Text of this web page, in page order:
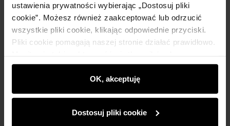
ustawienia prywatności wybierając „Dostosuj pliki
cookie”. Możesz również zaakceptować lub odrzucić
wszystkie pliki cookie, klikając odpowiednie przyciski.
Pliki cookie pomagają naszej stronie działać prawidłowo.
wyświetlać im dopasowane do ich preferencji treści,
rekomendacje oraz komunikaty reklamowe informujące o
najnowszych promocjach w e-sklepie. Informacje o tym,
partnerom społecznościowym, reklamowym i
OK, akceptuję
Dostosuj pliki cookie